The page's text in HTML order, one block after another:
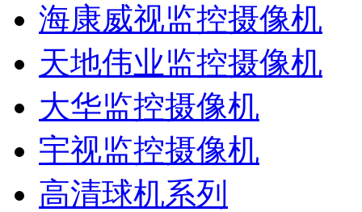
海康威视监控摄像机
天地伟业监控摄像机
大华监控摄像机
宇视监控摄像机
高清球机系列